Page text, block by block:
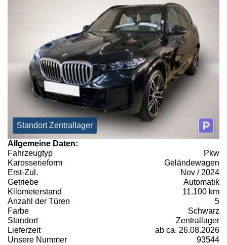
Standort Zentrallager
Allgemeine Daten:
Fahrzeugtyp
Pkw
Karosserieform
Geländewagen
Erst-Zul.
Nov / 2024
Getriebe
Automatik
Kilometerstand
11.100 km
Anzahl der Türen
5
Farbe
Schwarz
Standort
Zentrallager
Lieferzeit
ab ca. 26.08.2026
Unsere Nummer
93544